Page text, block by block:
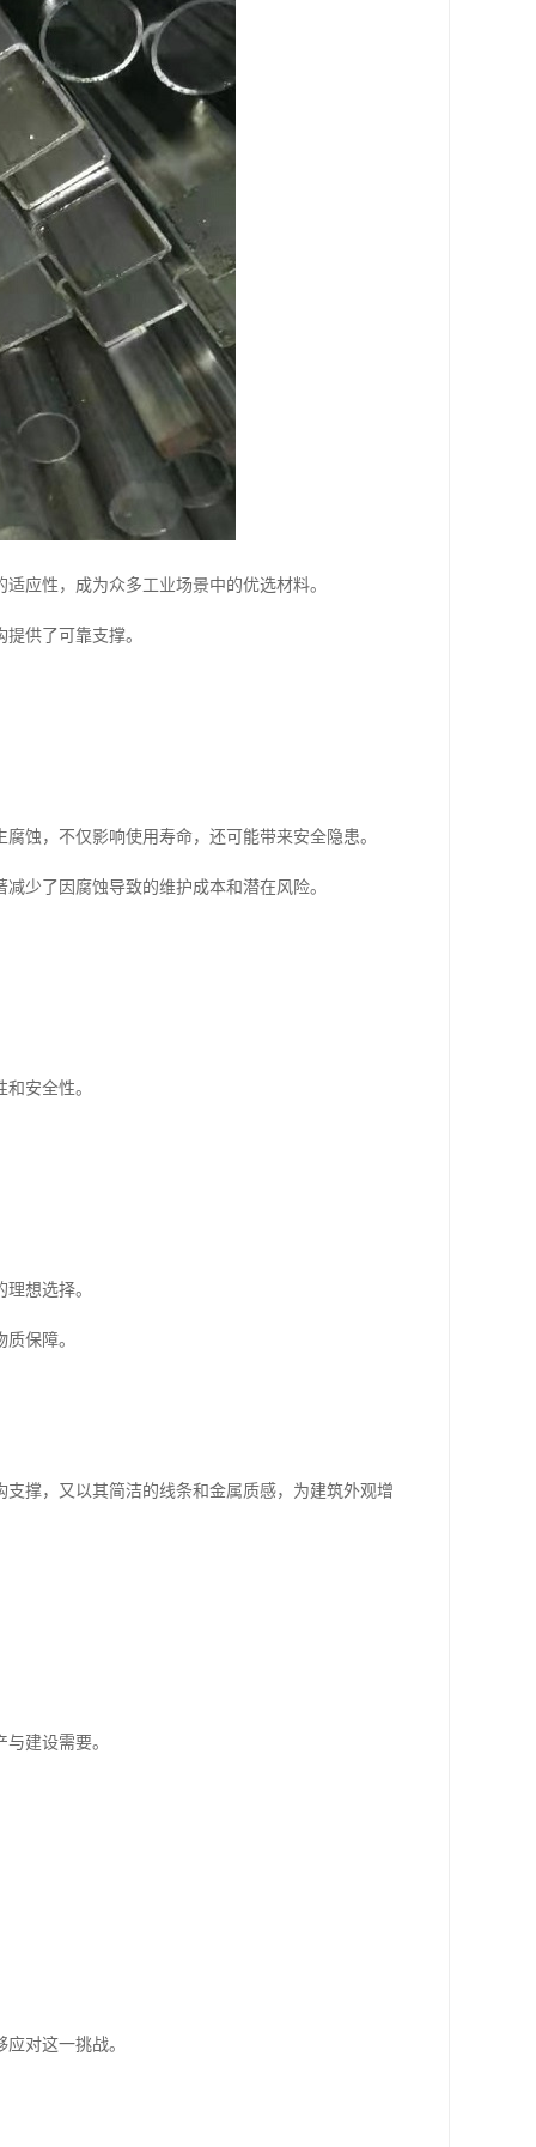
应性，成为众多工业场景中的优选材料。
供了可靠支撑。
蚀，不仅影响使用寿命，还可能带来安全隐患。
少了因腐蚀导致的维护成本和潜在风险。
安全性。
想选择。
保障。
撑，又以其简洁的线条和金属质感，为建筑外观增
建设需要。
对这一挑战。